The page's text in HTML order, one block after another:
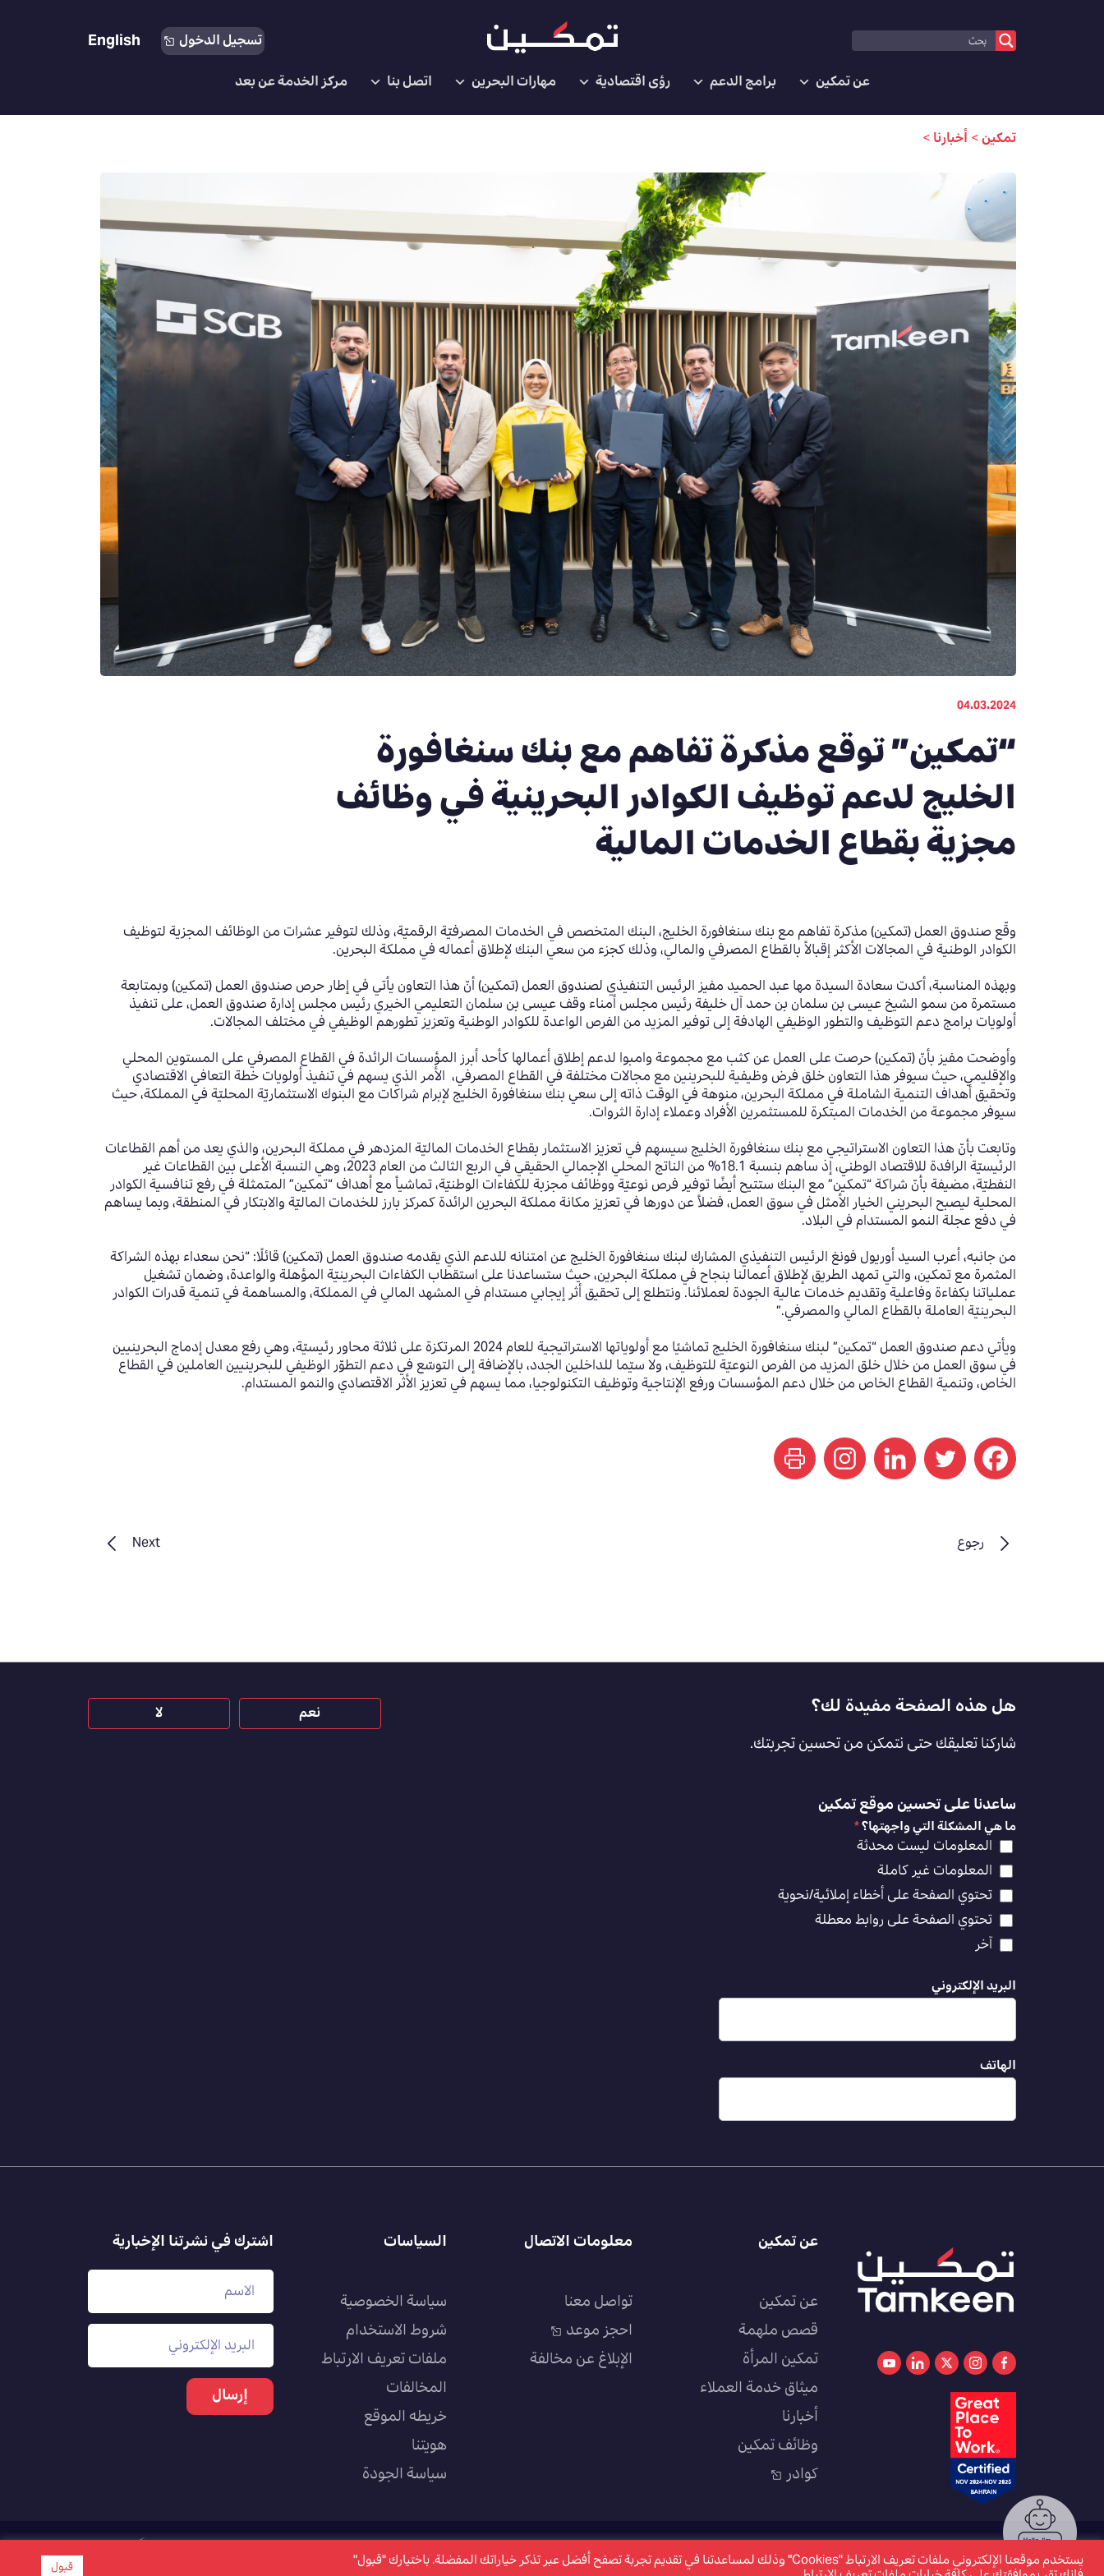
تسجيل الدخول English
عن تمكين برامج الدعم رؤى اقتصادية مهارات البحرين اتصل بنا مركز الخدمة عن بعد
تمكين>أخبارنا>
04.03.2024
“تمكين” توقع مذكرة تفاهم مع بنك سنغافورة
الخليج لدعم توظيف الكوادر البحرينية في وظائف
مجزية بقطاع الخدمات المالية
وقّع صندوق العمل (تمكين) مذكرة تفاهم مع بنك سنغافورة الخليج، البنك المتخصص في الخدمات المصرفيّة الرقميّة، وذلك لتوفير عشرات من الوظائف المجزية لتوظيف
الكوادر الوطنية في المجالات الأكثر إقبالاً بالقطاع المصرفي والمالي، وذلك كجزء من سعي البنك لإطلاق أعماله في مملكة البحرين.
وبهذه المناسبة، أكدت سعادة السيدة مها عبد الحميد مفيز الرئيس التنفيذي لصندوق العمل (تمكين) أنّ هذا التعاون يأتي في إطار حرص صندوق العمل (تمكين) وبمتابعة
مستمرة من سمو الشيخ عيسى بن سلمان بن حمد آل خليفة رئيس مجلس أمناء وقف عيسى بن سلمان التعليمي الخيري رئيس مجلس إدارة صندوق العمل، على تنفيذ
أولويات برامج دعم التوظيف والتطور الوظيفي الهادفة إلى توفير المزيد من الفرص الواعدة للكوادر الوطنية وتعزيز تطورهم الوظيفي في مختلف المجالات.
وأوضحت مفيز بأنّ (تمكين) حرصت على العمل عن كثب مع مجموعة وامبوا لدعم إطلاق أعمالها كأحد أبرز المؤسسات الرائدة في القطاع المصرفي على المستوين المحلي
والإقليمي، حيث سيوفر هذا التعاون خلق فرض وظيفية للبحرينين مع مجالات مختلفة في القطاع المصرفي، الأمر الذي يسهم في تنفيذ أولويات خطة التعافي الاقتصادي
وتحقيق أهداف التنمية الشاملة في مملكة البحرين، منوهة في الوقت ذاته إلى سعي بنك سنغافورة الخليج لإبرام شراكات مع البنوك الاستثماريّة المحليّة في المملكة، حيث
سيوفر مجموعة من الخدمات المبتكرة للمستثمرين الأفراد وعملاء إدارة الثروات.
وتابعت بأنّ هذا التعاون الاستراتيجي مع بنك سنغافورة الخليج سيسهم في تعزيز الاستثمار بقطاع الخدمات الماليّة المزدهر في مملكة البحرين، والذي يعد من أهم القطاعات
الرئيسيّة الرافدة للاقتصاد الوطني، إذ ساهم بنسبة 18.1% من الناتج المحلي الإجمالي الحقيقي في الربع الثالث من العام 2023، وهي النسبة الأعلى بين القطاعات غير
النفطيّة، مضيفة بأنّ شراكة “تمكين” مع البنك ستتيح أيضًا توفير فرص نوعيّة ووظائف مجزبة للكفاءات الوطنيّة، تماشياً مع أهداف “تمكين” المتمثلة في رفع تنافسية الكوادر
المحلية ليصبح البحريني الخيار الأمثل في سوق العمل، فضلاً عن دورها في تعزيز مكانة مملكة البحرين الرائدة كمركز بارز للخدمات الماليّة والابتكار في المنطقة، وبما يساهم
في دفع عجلة النمو المستدام في البلاد.
من جانبه، أعرب السيد أوريول فونغ الرئيس التنفيذي المشارك لبنك سنغافورة الخليج عن امتنانه للدعم الذي يقدمه صندوق العمل (تمكين) قائلًا: “نحن سعداء بهذه الشراكة
المثمرة مع تمكين، والتي تمهد الطريق لإطلاق أعمالنا بنجاح في مملكة البحرين، حيث ستساعدنا على استقطاب الكفاءات البحرينيّة المؤهلة والواعدة، وضمان تشغيل
عملياتنا بكفاءة وفاعلية وتقديم خدمات عالية الجودة لعملائنا. ونتطلع إلى تحقيق أثر إيجابي مستدام في المشهد المالي في المملكة، والمساهمة في تنمية قدرات الكوادر
البحرينيّة العاملة بالقطاع المالي والمصرفي.”
ويأتي دعم صندوق العمل “تمكين” لبنك سنغافورة الخليج تماشيًا مع أولوياتها الاستراتيجية للعام 2024 المرتكزة على ثلاثة محاور رئيسيّة، وهي رفع معدل إدماج البحرينيين
في سوق العمل من خلال خلق المزيد من الفرص النوعيّة للتوظيف، ولا سيّما للداخلين الجدد، بالإضافة إلى التوسّع في دعم التطوّر الوظيفي للبحرينيين العاملين في القطاع
الخاص، وتنمية القطاع الخاص من خلال دعم المؤسسات ورفع الإنتاجية وتوظيف التكنولوجيا، مما يسهم في تعزيز الأثر الاقتصادي والنمو المستدام.
print
Next رجوع
Footer
Feedback
[AR]
هل هذه الصفحة مفيدة لك؟
شاركنا تعليقك حتى نتمكن من تحسين تجربتك.
نعم لا
ساعدنا على تحسين موقع تمكين
ما هي المشكلة التي واجهتها؟*
المعلومات ليست محدثة
المعلومات غير كاملة
تحتوي الصفحة على أخطاء إملائية/نحوية
تحتوي الصفحة على روابط معطلة
آخر
البريد الإلكتروني
الهاتف
عن تمكين
عن تمكين
قصص ملهمة
تمكين المرأة
ميثاق خدمة العملاء
أخبارنا
وظائف تمكين
كوادر
معلومات الاتصال
تواصل معنا
احجز موعد
الإبلاغ عن مخالفة
السياسات
سياسة الخصوصية
شروط الاستخدام
ملفات تعريف الارتباط
المخالفات
خريطه الموقع
هويتنا
سياسة الجودة
اشترك في نشرتنا الإخبارية
www.tamkeen.bh هو الموقع الإلكتروني الرسمي والوحيد لصندوق العمل "تمكين"
©2026 تمكين. جميع الحقوق محفوظة. تم تحديث الصفحة بتاريخ 5 مارس 2024. يستخدم موقعنا الإلكتروني ملفات تعريف الارتباط "Cookies" وذلك لمساعدتنا في تقديم تجربة تصفح أفضل عبر تذكر خياراتك المفضلة. باختيارك "قبول" قبول